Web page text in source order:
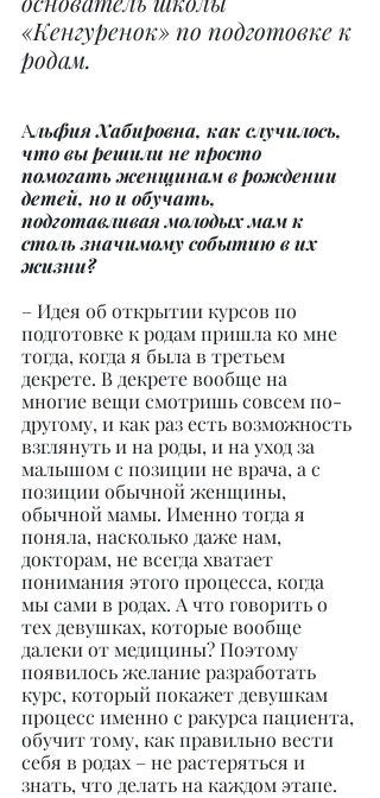
«Кенгуренок» по подготовке к
родам.
Альфия Хабировна, как случилось,
что вы решили не просто
помогать женщинам в рождении
детей, но и обучать,
подготавливая молодых мам к
столь значимому событию в их
жизни?
– Идея об открытии курсов по
подготовке к родам пришла ко мне
тогда, когда я была в третьем
декрете. В декрете вообще на
многие вещи смотришь совсем по-
другому, и как раз есть возможность
взглянуть и на роды, и на уход за
малышом с позиции не врача, а с
позиции обычной женщины,
обычной мамы. Именно тогда я
поняла, насколько даже нам,
докторам, не всегда хватает
понимания этого процесса, когда
мы сами в родах. А что говорить о
тех девушках, которые вообще
далеки от медицины? Поэтому
появилось желание разработать
курс, который покажет девушкам
процесс именно с ракурса пациента,
обучит тому, как правильно вести
себя в родах – не растеряться и
знать, что делать на каждом этапе.